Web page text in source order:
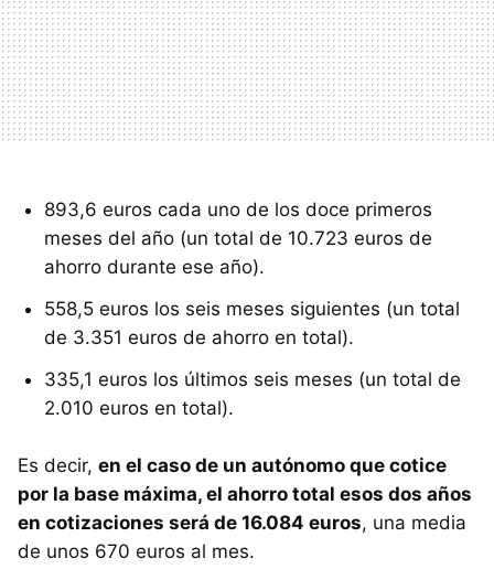
893,6 euros cada uno de los doce primeros
meses del año (un total de 10.723 euros de
ahorro durante ese año).
558,5 euros los seis meses siguientes (un total
de 3.351 euros de ahorro en total).
335,1 euros los últimos seis meses (un total de
2.010 euros en total).
Es decir, en el caso de un autónomo que cotice
por la base máxima, el ahorro total esos dos años
en cotizaciones será de 16.084 euros, una media
de unos 670 euros al mes.